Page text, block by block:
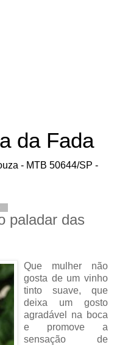
da Fada
- MTB 50644/SP -
paladar das
Que mulher não
gosta de um vinho
tinto suave, que
deixa um gosto
agradável na boca
e promove a
sensação de